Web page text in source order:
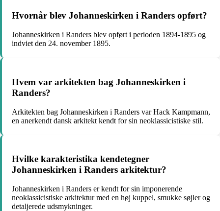
Hvornår blev Johanneskirken i Randers opført?
Johanneskirken i Randers blev opført i perioden 1894-1895 og
indviet den 24. november 1895.
Hvem var arkitekten bag Johanneskirken i
Randers?
Arkitekten bag Johanneskirken i Randers var Hack Kampmann,
en anerkendt dansk arkitekt kendt for sin neoklassicistiske stil.
Hvilke karakteristika kendetegner
Johanneskirken i Randers arkitektur?
Johanneskirken i Randers er kendt for sin imponerende
neoklassicistiske arkitektur med en høj kuppel, smukke søjler og
detaljerede udsmykninger.